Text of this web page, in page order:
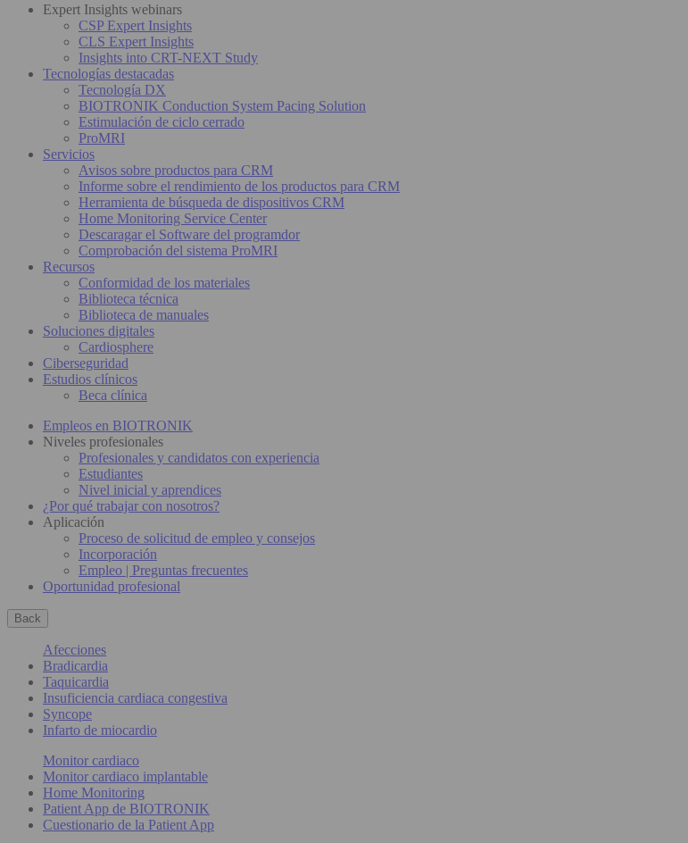
Expert Insights webinars
CSP Expert Insights
CLS Expert Insights
Insights into CRT-NEXT Study
Tecnologías destacadas
Tecnología DX
BIOTRONIK Conduction System Pacing Solution
Estimulación de ciclo cerrado
ProMRI
Servicios
Avisos sobre productos para CRM
Informe sobre el rendimiento de los productos para CRM
Herramienta de búsqueda de dispositivos CRM
Home Monitoring Service Center
Descaragar el Software del programdor
Comprobación del sistema ProMRI
Recursos
Conformidad de los materiales
Biblioteca técnica
Biblioteca de manuales
Soluciones digitales
Cardiosphere
Ciberseguridad
Estudios clínicos
Beca clínica
Empleos en BIOTRONIK
Niveles profesionales
Profesionales y candidatos con experiencia
Estudiantes
Nivel inicial y aprendices
¿Por qué trabajar con nosotros?
Aplicación
Proceso de solicitud de empleo y consejos
Incorporación
Empleo | Preguntas frecuentes
Oportunidad profesional
Back
Afecciones
Bradicardia
Taquicardia
Insuficiencia cardiaca congestiva
Syncope
Infarto de miocardio
Monitor cardiaco
Monitor cardiaco implantable
Home Monitoring
Patient App de BIOTRONIK
Cuestionario de la Patient App